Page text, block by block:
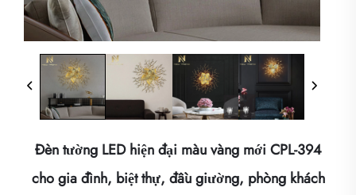
Đèn tường LED hiện đại màu vàng mới CPL-394
cho gia đình, biệt thự, đầu giường, phòng khách